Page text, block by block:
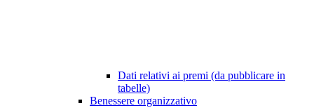
Dati relativi ai premi (da pubblicare in
tabelle)
Benessere organizzativo